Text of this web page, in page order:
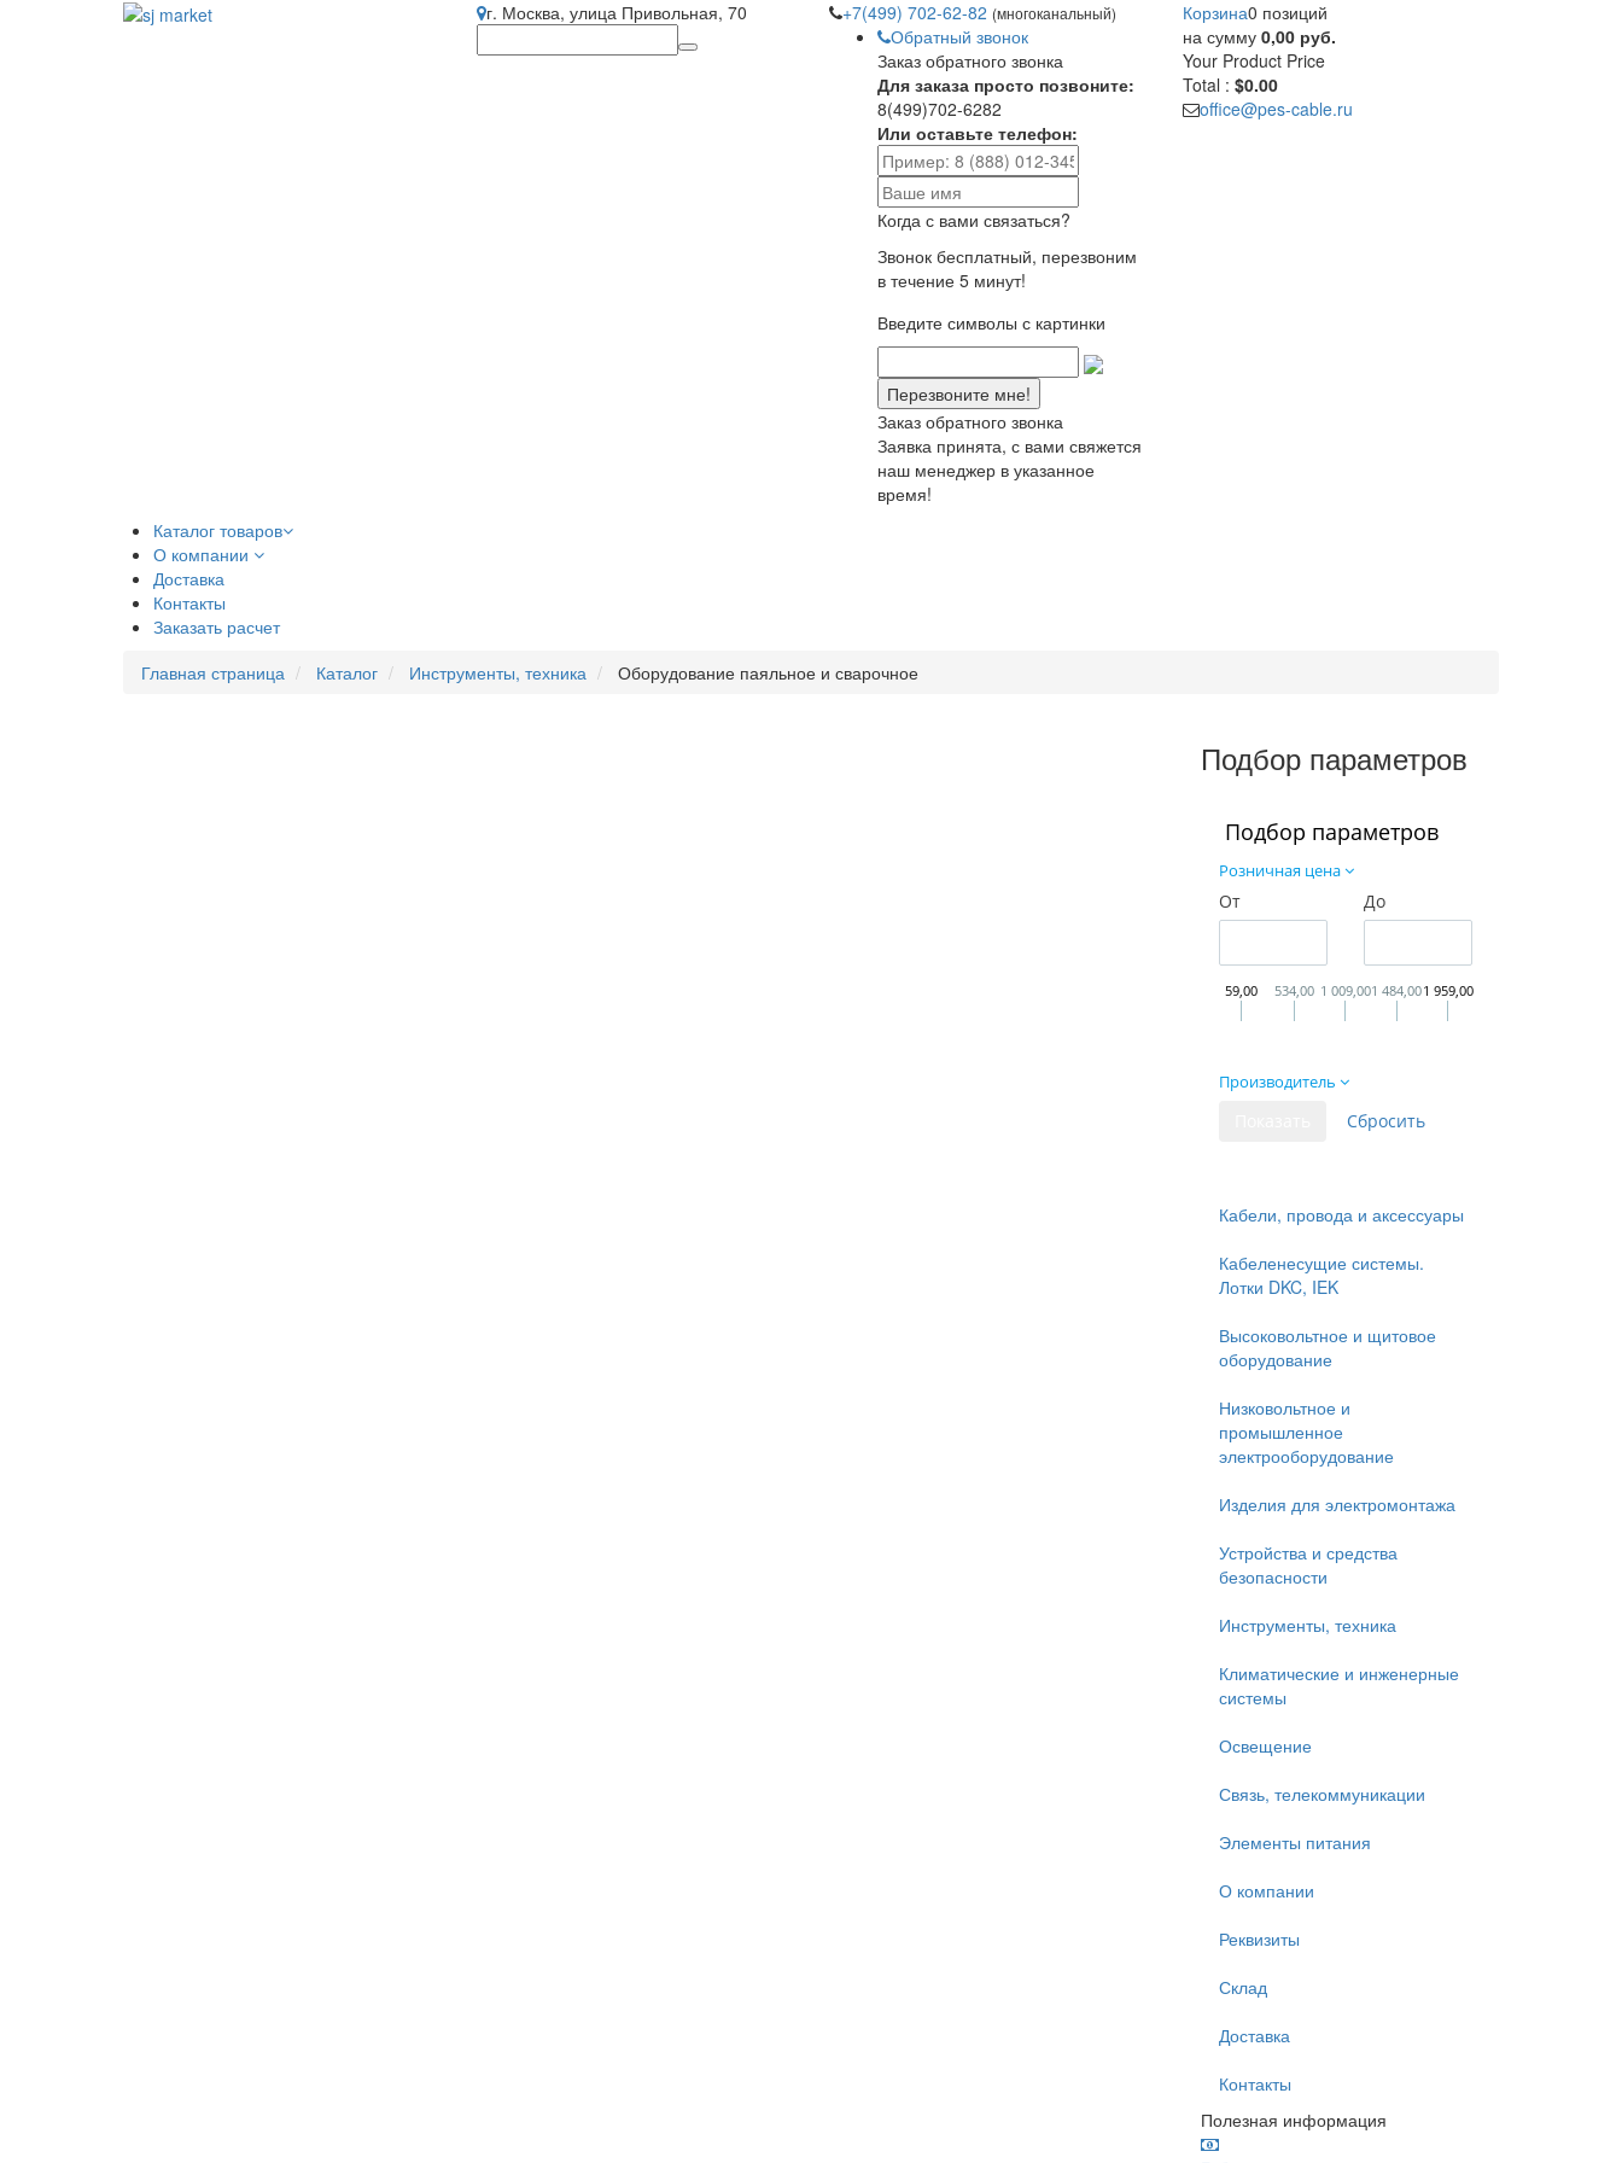
г. Москва, улица Привольная, 70 +7(499) 702-62-82 (многоканальный)
Обратный звонок
Заказ обратного звонка
Для заказа просто позвоните:
8(499)702-6282
Или оставьте телефон:
Когда с вами связаться?
Звонок бесплатный, перезвоним
в течение 5 минут!
Введите символы с картинки
Заказ обратного звонка
Заявка принята, с вами свяжется
наш менеджер в указанное
время!
Корзина0 позиций
на сумму 0,00 руб.
Your Product Price
Total : $0.00
office@pes-cable.ru
Каталог товаров
О компании
Доставка
Контакты
Заказать расчет
Главная страница
Каталог Инструменты, техника Оборудование паяльное и сварочное
Подбор параметров
Подбор параметров
Розничная цена
От До
59,00 534,00 1 009,001 484,001 959,00
Производитель
Кабели, провода и аксессуары
Кабеленесущие системы.
Лотки DKC, IEK
Высоковольтное и щитовое
оборудование
Низковольтное и
промышленное
электрооборудование
Изделия для электромонтажа
Устройства и средства
безопасности
Инструменты, техника
Климатические и инженерные
системы
Освещение
Связь, телекоммуникации
Элементы питания
О компании
Реквизиты
Склад
Доставка
Контакты
Полезная информация